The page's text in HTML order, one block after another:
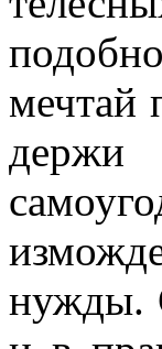
мечтай
держи
нужды.